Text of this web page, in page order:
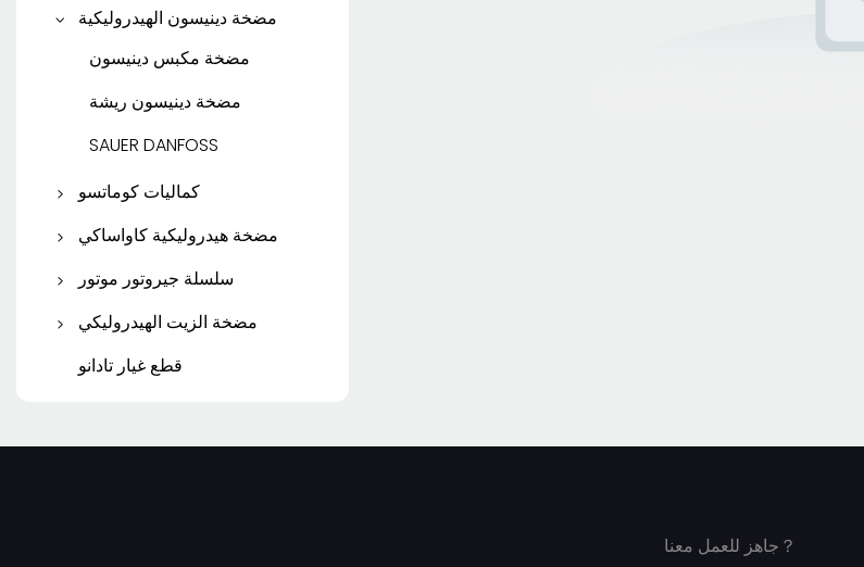
مضخة باركر جير
محرك باركر الهيدروليكي
مضخة التروس دانفوس
يوكين مضخة المكبس
مضخة يوكين ريشة
مضخة دينيسون الهيدروليكية
مضخة مكبس دينيسون
مضخة دينيسون ريشة
SAUER DANFOSS
كماليات كوماتسو
قطع غيار كوماتسو
مضخة هيدروليكية كاواساكي
مضخة مكبس كاواساكي
سلسلة جيروتور موتور
إيتون جيروتور موتور
محرك دانفوس جيروتور
مضخة الزيت الهيدروليكي
مضخة زيت كات
قطع غيار تادانو
جاهز للعمل معنا？